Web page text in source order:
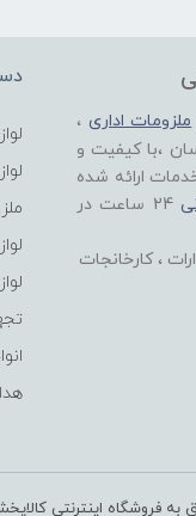
ملزومات اداری ،
،با کیفیت و
ارائه شده
24 ساعت در
، کارخانجات
اینترنتی